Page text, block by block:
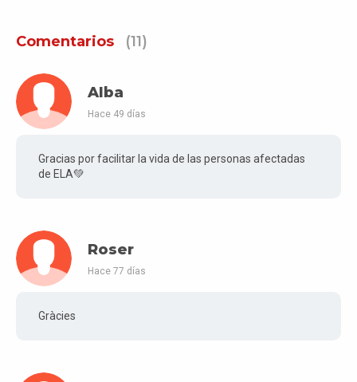
Comentarios (11)
Alba
Hace 49 días
Gracias por facilitar la vida de las personas afectadas
de ELA💚
Roser
Hace 77 días
Gràcies